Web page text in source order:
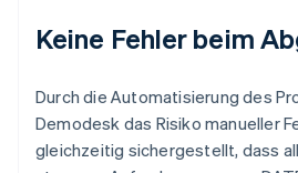
Keine Fehler beim
Durch die Automatisierung des
Demodesk das Risiko manueller
gleichzeitig sichergestellt, dass